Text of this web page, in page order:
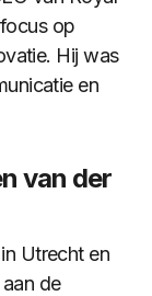
op
Hij was
en
van der
Utrecht en
de